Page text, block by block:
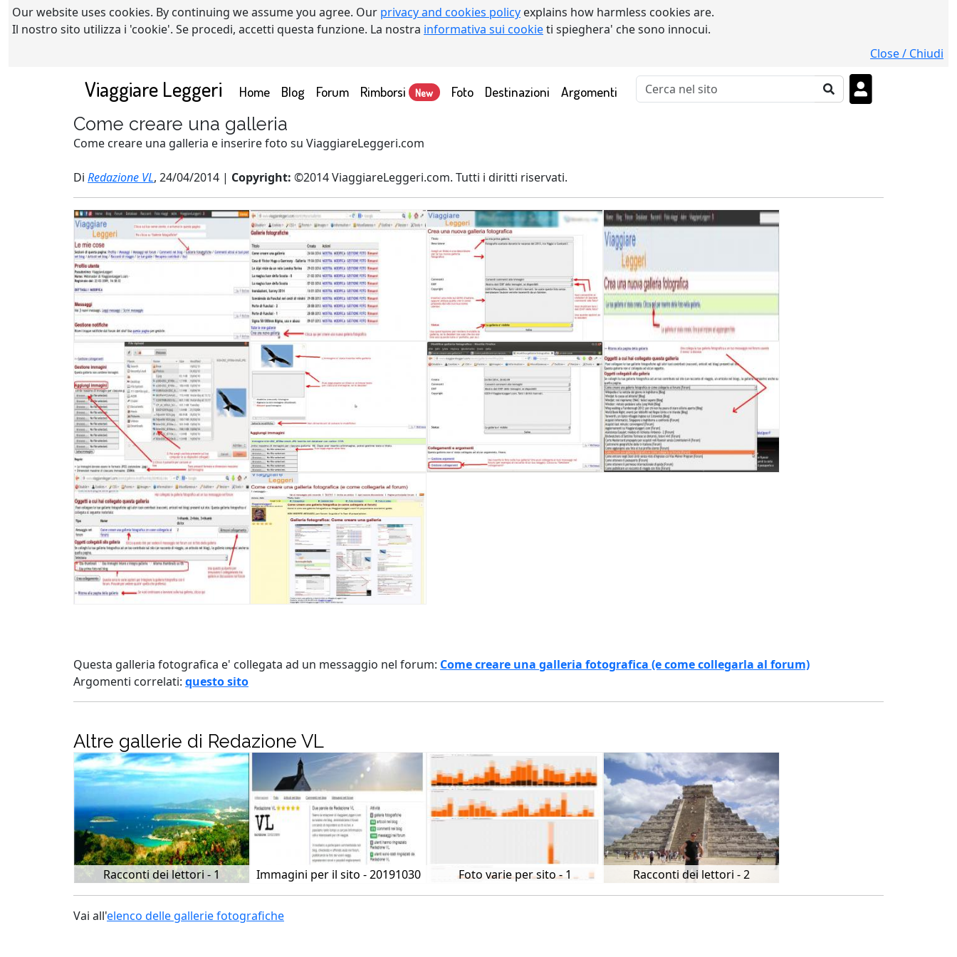
Our website uses cookies. By continuing we assume you agree. Our privacy and cookies policy explains how harmless cookies are.
Il nostro sito utilizza i 'cookie'. Se procedi, accetti questa funzione. La nostra informativa sui cookieti spieghera' che sono innocui.
Close / Chiudi
Viaggiare Leggeri Home(current)
Blog Forum Rimborsi New Foto Destinazioni Argomenti
Come creare una galleria
Come creare una galleria e inserire foto su ViaggiareLeggeri.com
Di Redazione VL, 24/04/2014 | Copyright: ©2014 ViaggiareLeggeri.com. Tutti i diritti riservati.
Questa galleria fotografica e' collegata ad un messaggio nel forum: Come creare una galleria fotografica (e come collegarla al forum)
Argomenti correlati: questo sito
Altre gallerie di Redazione VL
Racconti dei lettori - 1 Immagini per il sito - 20191030 Foto varie per sito - 1 Racconti dei lettori - 2
Vai all'elenco delle gallerie fotografiche